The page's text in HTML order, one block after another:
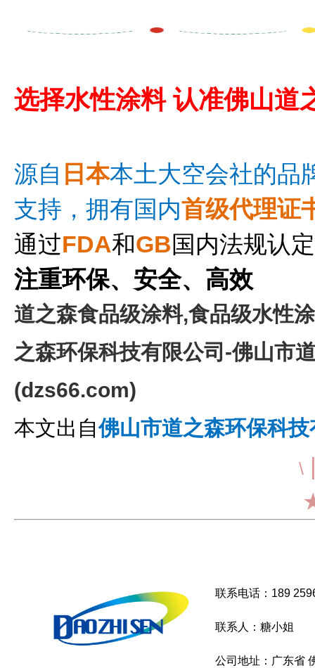
选择水性涂料认准佛山道
源自 日 本本土大空会社的品
支持， 拥有国内首级代理证
通过FDA和GB国内法规认
注重环保、安全、高效
道之森食品级涂料,食品级水性
之森环保科技有限公司-佛山市
(dzs66.com)
本文出自佛山市道之森环保科
\
联系电话：189
联系人：糖小姐
公司地址：广东省